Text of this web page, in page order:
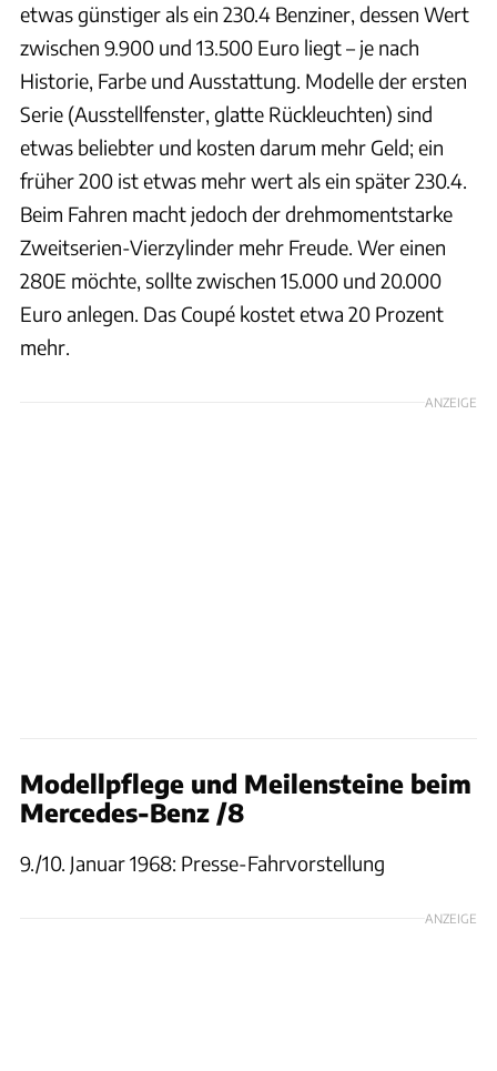
etwas günstiger als ein 230.4 Benziner, dessen Wert
zwischen 9.900 und 13.500 Euro liegt – je nach
Historie, Farbe und Ausstattung. Modelle der ersten
Serie (Ausstellfenster, glatte Rückleuchten) sind
etwas beliebter und kosten darum mehr Geld; ein
früher 200 ist etwas mehr wert als ein später 230.4.
Beim Fahren macht jedoch der drehmomentstarke
Zweitserien-Vierzylinder mehr Freude. Wer einen
280E möchte, sollte zwischen 15.000 und 20.000
Euro anlegen. Das Coupé kostet etwa 20 Prozent
mehr.
ANZEIGE
Modellpflege und Meilensteine beim
Mercedes-Benz /8
9./10. Januar 1968: Presse-Fahrvorstellung
ANZEIGE